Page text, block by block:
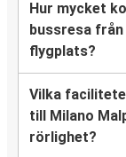
Hur mycket
bussresa
flygplats?
Vilka
till Milano
rörlighet?